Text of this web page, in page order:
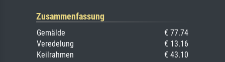
Zusammenfassung
Gemälde
€ 77.74
Veredelung
€ 13.16
Keilrahmen
€ 43.10